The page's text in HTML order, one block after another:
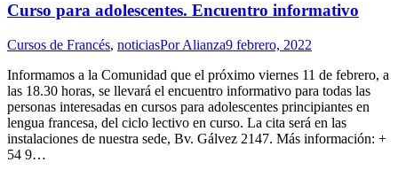
Curso para adolescentes. Encuentro informativo
Cursos de Francés, noticiasPorAlianza9 febrero, 2022
Informamos a la Comunidad que el próximo viernes 11 de febrero, a
las 18.30 horas, se llevará el encuentro informativo para todas las
personas interesadas en cursos para adolescentes principiantes en
lengua francesa, del ciclo lectivo en curso. La cita será en las
instalaciones de nuestra sede, Bv. Gálvez 2147. Más información: +
54 9…